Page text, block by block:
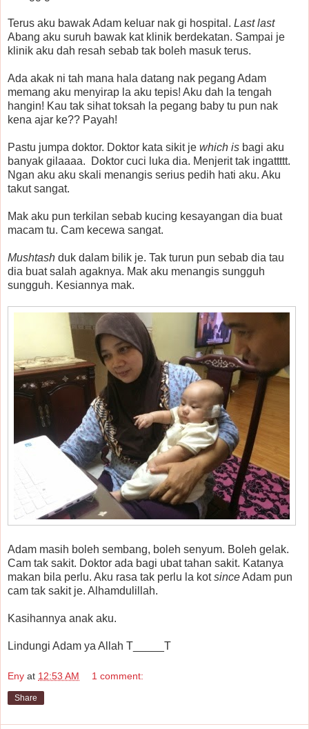
Terus aku bawak Adam keluar nak gi hospital. Last last
Abang aku suruh bawak kat klinik berdekatan. Sampai je
klinik aku dah resah sebab tak boleh masuk terus.
Ada akak ni tah mana hala datang nak pegang Adam
memang aku menyirap la aku tepis! Aku dah la tengah
hangin! Kau tak sihat toksah la pegang baby tu pun nak
kena ajar ke?? Payah!
Pastu jumpa doktor. Doktor kata sikit je which is bagi aku
banyak gilaaaa. Doktor cuci luka dia. Menjerit tak ingattttt.
Ngan aku aku skali menangis serius pedih hati aku. Aku
takut sangat.
Mak aku pun terkilan sebab kucing kesayangan dia buat
macam tu. Cam kecewa sangat.
Mushtash duk dalam bilik je. Tak turun pun sebab dia tau
dia buat salah agaknya. Mak aku menangis sungguh
sungguh. Kesiannya mak.
Adam masih boleh sembang, boleh senyum. Boleh gelak.
Cam tak sakit. Doktor ada bagi ubat tahan sakit. Katanya
makan bila perlu. Aku rasa tak perlu la kotsinceAdam pun
cam tak sakit je. Alhamdulillah.
Kasihannya anak aku.
Lindungi Adam ya Allah T_____T
Eny at 12:53 AM 1 comment:
Share